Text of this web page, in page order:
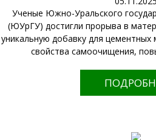
Ученые Южно-Уральского
(ЮУрГУ) достигли прорыва в
уникальную добавку для
свойства самоочищения,